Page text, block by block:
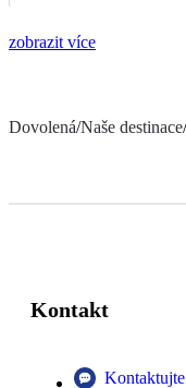
zobrazit více
Dovolená/Naše destinace/
Kontakt
Kontaktujte